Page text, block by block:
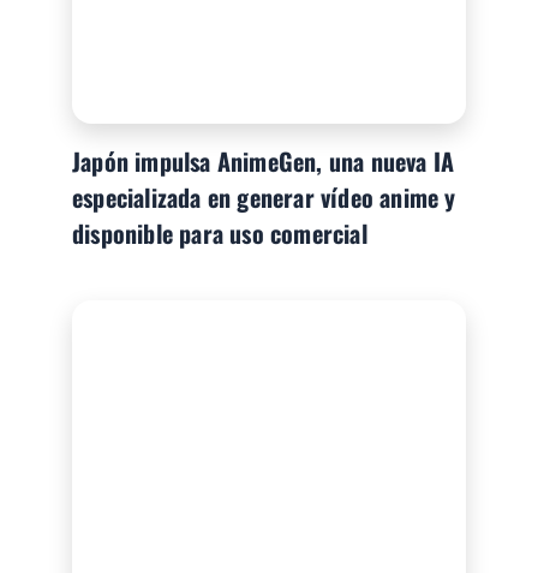
Japón impulsa AnimeGen, una nueva IA
especializada en generar vídeo anime y
disponible para uso comercial